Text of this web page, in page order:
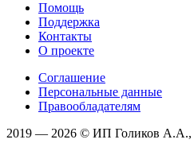
Помощь
Поддержка
Контакты
О проекте
Соглашение
Персональные данные
Правообладателям
2019 — 2026 © ИП Голиков А.А.,